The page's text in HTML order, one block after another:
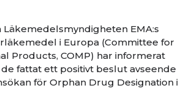
Läkemedelsmyndigheten EMA:s
i Europa (Committee for
Products, COMP) har informerat
de fattat ett positivt beslut avseende
för Orphan Drug Designation i